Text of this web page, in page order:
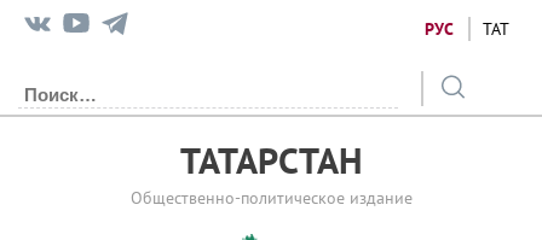
РУС ТАТ
ТАТАРСТАН
Общественно-политическое издание